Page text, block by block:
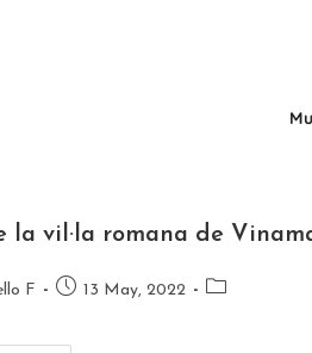
la vil·la romana de
F 13 May, 2022